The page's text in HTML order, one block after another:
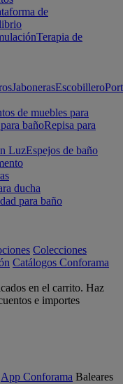
de
Terapia de
JabonerasEscobillero
de muebles para
bañoRepisa para
LuzEspejos de baño
ducha
para baño
Colecciones
Catálogos Conforama
en el carrito. Haz
e importes
App Conforama Baleares